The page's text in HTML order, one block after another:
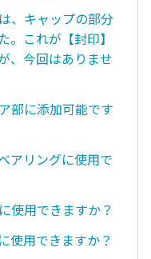
、キャップの部分
。これが【封印】
、今回はありませ
部に添加可能です
アリングに使用で
使用できますか？
使用できますか？